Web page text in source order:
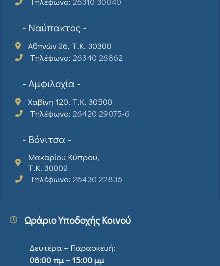
- Ναύπακτος -
Αθηνών 26, Τ.Κ. 30300
Τηλέφωνο: 26340 26862
- Αμφιλοχία -
Χαβίνη 120, Τ.Κ. 30500
Τηλέφωνο: 26420 29075-6
- Βόνιτσα -
Μακαρίου Κύπρου,
Τ.Κ. 30002
Τηλέφωνο: 26430 22836
Ωράριο Υποδοχής Κοινού
Δευτέρα – Παρασκευή:
08:00 πμ – 15:00 μμ